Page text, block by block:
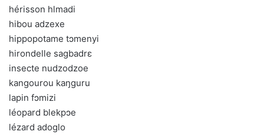
hérisson hlmadi
hibou adzexe
hippopotame tɔmenyi
hirondelle sagbadrɛ
insecte nudzodzoe
kangourou kaŋguru
lapin fɔmizi
léopard blekpɔe
lézard adoglo